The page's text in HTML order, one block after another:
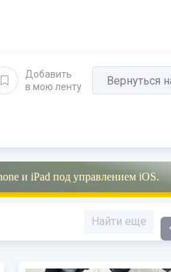
Добавить
в мою ленту
Вернуться
и iPad под управлением iOS.
Найти еще